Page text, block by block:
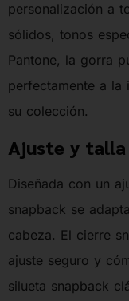
personalización a
sólidos, tonos
Pantone, la gorra
perfectamente a la
su colección.
Ajuste y talla
Diseñada con un
snapback se
cabeza. El cierre
ajuste seguro y
silueta snapback